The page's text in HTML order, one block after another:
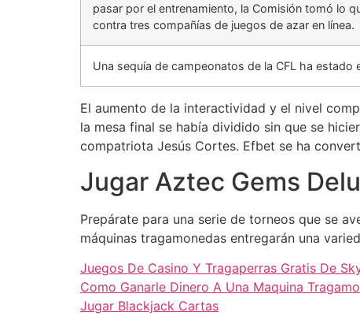
pasar por el entrenamiento, la Comisión tomó lo
contra tres compañías de juegos de azar en línea.
Una sequía de campeonatos de la CFL ha estado
El aumento de la interactividad y el nivel
la mesa final se había dividido sin que se
compatriota Jesús Cortes. Efbet se ha
Jugar Aztec Gems
Prepárate para una serie de torneos que se
máquinas tragamonedas entregarán una
Juegos De Casino Y Tragaperras Gratis De
Como Ganarle Dinero A Una Maquina
Jugar Blackjack Cartas